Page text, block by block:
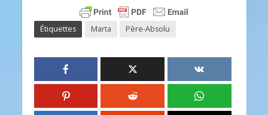
Étiquettes Marta Père-Absolu